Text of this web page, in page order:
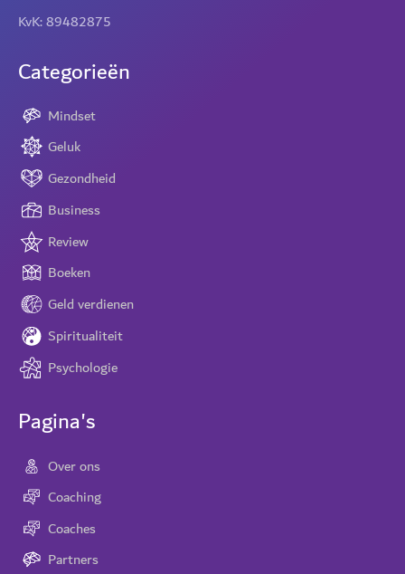
KvK: 89482875
Categorieën
Mindset
Geluk
Gezondheid
Business
Review
Boeken
Geld verdienen
Spiritualiteit
Psychologie
Pagina's
Over ons
Coaching
Coaches
Partners